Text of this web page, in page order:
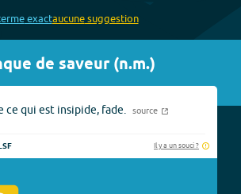
exactaucunesuggestion
de saveur(n.m.)
ce qui est insipide, fade. source
Il y a un souci ?